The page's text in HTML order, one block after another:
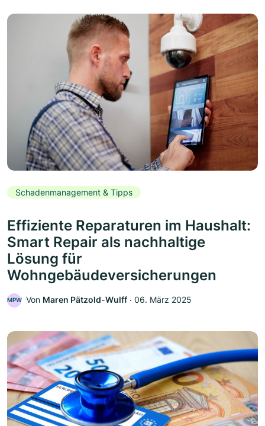
Schadenmanagement & Tipps
Effiziente Reparaturen im Haushalt:
Smart Repair als nachhaltige
Lösung für
Wohngebäudeversicherungen
MPW Von Maren Pätzold-Wulff ‧ 06. März 2025